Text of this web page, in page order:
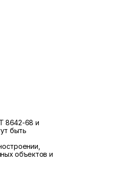
8642-68 и
быть
объектов и